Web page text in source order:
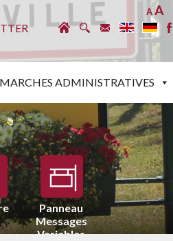
AA
ADMINISTRATIVES
Panneau
Messages
Variables